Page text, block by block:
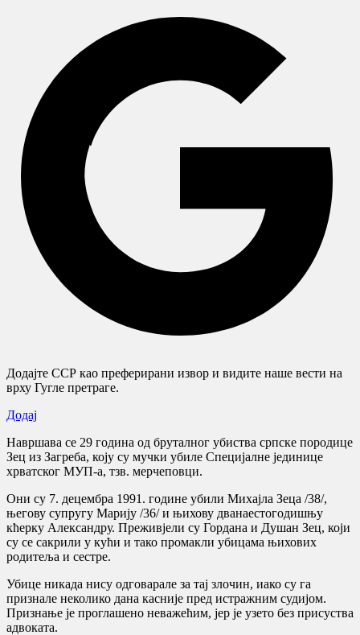
Додајте ССР као преферирани извор и видите наше вести на
врху Гугле претраге.
Додај
Навршава се 29 година од бруталног убиства српске породице
Зец из Загреба, коју су мучки убиле Специјалне јединице
хрватског МУП-а, тзв. мерчеповци.
Они су 7. децембра 1991. године убили Михајла Зеца /38/,
његову супругу Марију /36/ и њихову дванаестогодишњу
кћерку Александру. Преживјели су Гордана и Душан Зец, који
су се сакрили у кући и тако промакли убицама њихових
родитеља и сестре.
Убице никада нису одговарале за тај злочин, иако су га
признале неколико дана касније пред истражним судијом.
Признање је проглашено неважећим, јер је узето без присуства
адвоката.